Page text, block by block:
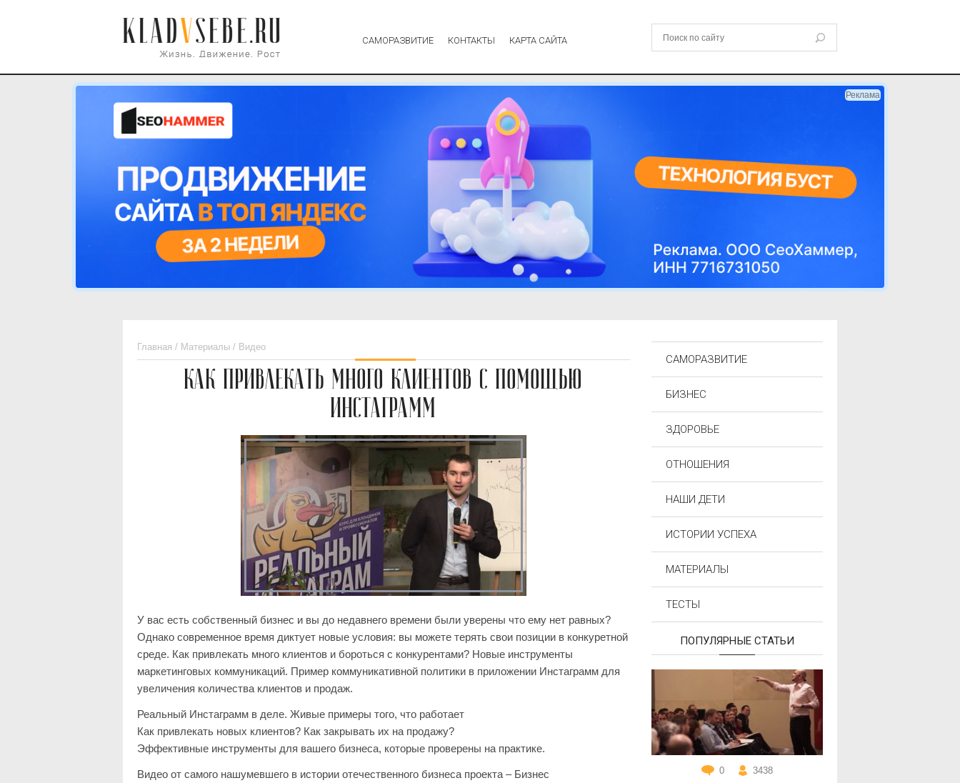
САМОРАЗВИТИЕ КОНТАКТЫ КАРТА САЙТА
Реклама
Главная / Материалы / Видео
КАК ПРИВЛЕКАТЬ МНОГО КЛИЕНТОВ С ПОМОЩЬЮ
ИНСТАГРАММ
У вас есть собственный бизнес и вы до недавнего времени были уверены что ему нет равных?
Однако современное время диктует новые условия: вы можете терять свои позиции в конкуретной
среде. Как привлекать много клиентов и бороться с конкурентами? Новые инструменты
маркетинговых коммуникаций. Пример коммуникативной политики в приложении Инстаграмм для
увеличения количества клиентов и продаж.
Реальный Инстаграмм в деле. Живые примеры того, что работает
Как привлекать новых клиентов? Как закрывать их на продажу?
Эффективные инструменты для вашего бизнеса, которые проверены на практике.
Видео от самого нашумевшего в истории отечественного бизнеса проекта – Бизнес
САМОРАЗВИТИЕ
БИЗНЕС
ЗДОРОВЬЕ
ОТНОШЕНИЯ
НАШИ ДЕТИ
ИСТОРИИ УСПЕХА
МАТЕРИАЛЫ
ТЕСТЫ
ПОПУЛЯРНЫЕ СТАТЬИ
0 3438